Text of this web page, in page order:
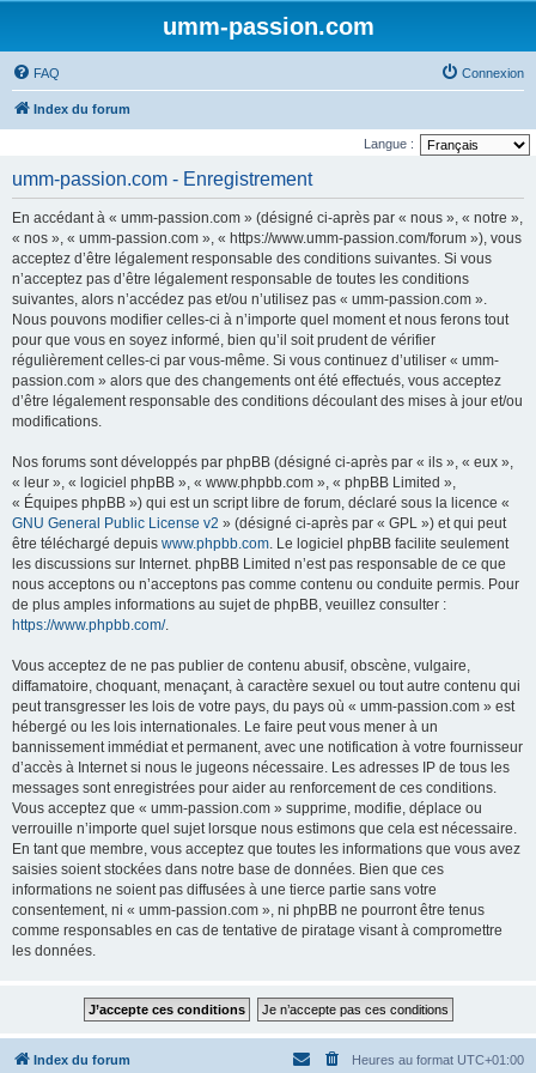
umm-passion.com
FAQ Connexion
Index du forum
Langue :
umm-passion.com - Enregistrement
En accédant à « umm-passion.com » (désigné ci-après par « nous », « notre »,
« nos », « umm-passion.com », « https://www.umm-passion.com/forum »), vous
acceptez d’être légalement responsable des conditions suivantes. Si vous
n’acceptez pas d’être légalement responsable de toutes les conditions
suivantes, alors n’accédez pas et/ou n’utilisez pas « umm-passion.com ».
Nous pouvons modifier celles-ci à n’importe quel moment et nous ferons tout
pour que vous en soyez informé, bien qu’il soit prudent de vérifier
régulièrement celles-ci par vous-même. Si vous continuez d’utiliser « umm-
passion.com » alors que des changements ont été effectués, vous acceptez
d’être légalement responsable des conditions découlant des mises à jour et/ou
modifications.
Nos forums sont développés par phpBB (désigné ci-après par « ils », « eux »,
« leur », « logiciel phpBB », « www.phpbb.com », « phpBB Limited »,
« Équipes phpBB ») qui est un script libre de forum, déclaré sous la licence «
GNU General Public License v2 » (désigné ci-après par « GPL ») et qui peut
être téléchargé depuis www.phpbb.com. Le logiciel phpBB facilite seulement
les discussions sur Internet. phpBB Limited n’est pas responsable de ce que
nous acceptons ou n’acceptons pas comme contenu ou conduite permis. Pour
de plus amples informations au sujet de phpBB, veuillez consulter :
https://www.phpbb.com/.
Vous acceptez de ne pas publier de contenu abusif, obscène, vulgaire,
diffamatoire, choquant, menaçant, à caractère sexuel ou tout autre contenu qui
peut transgresser les lois de votre pays, du pays où « umm-passion.com » est
hébergé ou les lois internationales. Le faire peut vous mener à un
bannissement immédiat et permanent, avec une notification à votre fournisseur
d’accès à Internet si nous le jugeons nécessaire. Les adresses IP de tous les
messages sont enregistrées pour aider au renforcement de ces conditions.
Vous acceptez que « umm-passion.com » supprime, modifie, déplace ou
verrouille n’importe quel sujet lorsque nous estimons que cela est nécessaire.
En tant que membre, vous acceptez que toutes les informations que vous avez
saisies soient stockées dans notre base de données. Bien que ces
informations ne soient pas diffusées à une tierce partie sans votre
consentement, ni « umm-passion.com », ni phpBB ne pourront être tenus
comme responsables en cas de tentative de piratage visant à compromettre
les données.
Index du forum Heures au format UTC+01:00